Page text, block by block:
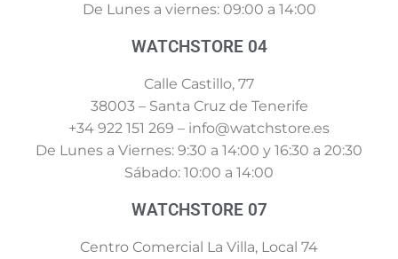
De Lunes a viernes: 09:00 a 14:00
WATCHSTORE 04
Calle Castillo, 77
38003 – Santa Cruz de Tenerife
+34 922 151 269 – info@watchstore.es
De Lunes a Viernes: 9:30 a 14:00 y 16:30 a 20:30
Sábado: 10:00 a 14:00
WATCHSTORE 07
Centro Comercial La Villa, Local 74